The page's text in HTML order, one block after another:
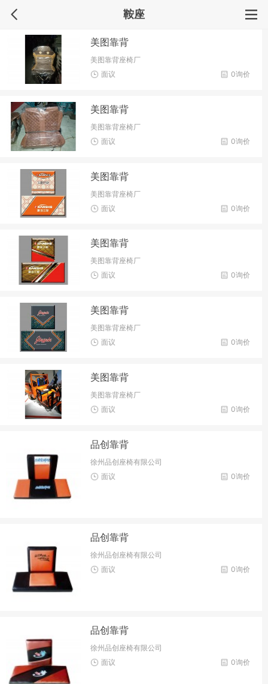
鞍座
美图靠背
美图靠背座椅厂
0询价
面议
美图靠背
美图靠背座椅厂
0询价
面议
美图靠背
美图靠背座椅厂
0询价
面议
美图靠背
美图靠背座椅厂
0询价
面议
美图靠背
美图靠背座椅厂
0询价
面议
美图靠背
美图靠背座椅厂
0询价
面议
品创靠背
徐州品创座椅有限公司
0询价
面议
品创靠背
徐州品创座椅有限公司
0询价
面议
品创靠背
徐州品创座椅有限公司
0询价
面议